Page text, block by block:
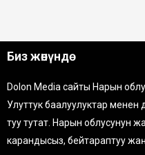
Биз жөнүндө
Dolon Media сайты Нарын
Улуттук баалуулуктар
туу тутат. Нарын облусунун
карандысыз, бейтараптуу